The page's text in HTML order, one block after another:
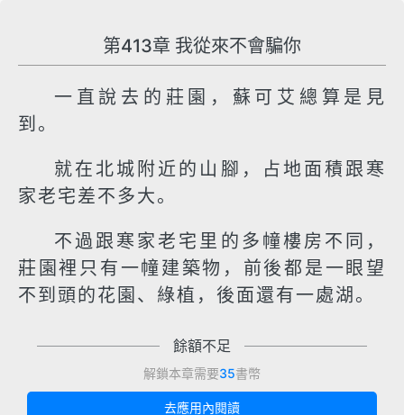
第413章 我從來不會騙你
一直說去的莊園，蘇可艾總算是見
到。
就在北城附近的山腳，占地面積跟寒
家老宅差不多大。
不過跟寒家老宅里的多幢樓房不同，
莊園裡只有一幢建築物，前後都是一眼望
不到頭的花園、綠植，後面還有一處湖。
餘額不足
解鎖本章需要35書幣
去應用內閱讀